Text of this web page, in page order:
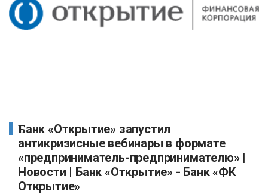
Банк «Открытие» запустил
антикризисные вебинары в формате
«предприниматель-предпринимателю» |
Новости | Банк «Открытие» - Банк «ФК
Открытие»